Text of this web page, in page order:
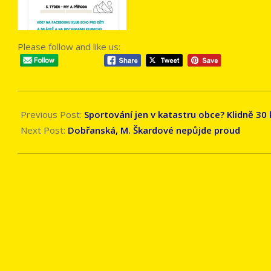
Please follow and like us:
03-
02
Previous Post: Sportování jen v katastru obce? Klidně 30
Next Post: Dobřanská, M. Škardové nepůjde proud